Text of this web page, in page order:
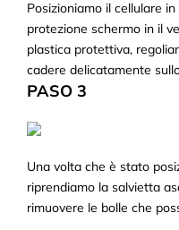
Posizioniamo il cellulare
protezione schermo in il
plastica protettiva,
cadere delicatamente
PASO 3
Una volta che è stato
riprendiamo la salvietta
rimuovere le bolle che